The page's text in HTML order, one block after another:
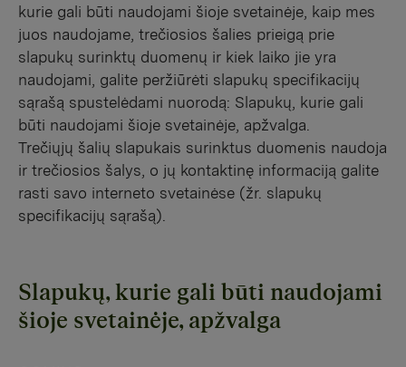
kurie gali būti naudojami šioje svetainėje, kaip mes
juos naudojame, trečiosios šalies prieigą prie
slapukų surinktų duomenų ir kiek laiko jie yra
naudojami, galite peržiūrėti slapukų specifikacijų
sąrašą spustelėdami nuorodą: Slapukų, kurie gali
būti naudojami šioje svetainėje, apžvalga.
Trečiųjų šalių slapukais surinktus duomenis naudoja
ir trečiosios šalys, o jų kontaktinę informaciją galite
rasti savo interneto svetainėse (žr. slapukų
specifikacijų sąrašą).
Slapukų, kurie gali būti naudojami
šioje svetainėje, apžvalga